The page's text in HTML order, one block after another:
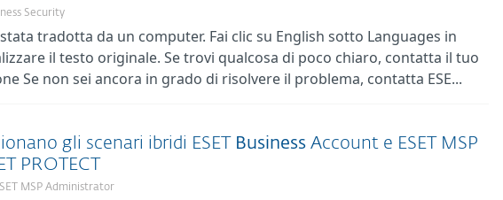
Security
tradotta da un computer. Fai clic su English sotto Languages in
il testo originale. Se trovi qualcosa di poco chiaro, contatta il tuo
Se non sei ancora in grado di risolvere il problema, contatta ESE...
gli scenari ibridi ESET Business Account e ESET MSP
PROTECT
MSP Administrator